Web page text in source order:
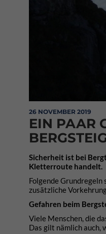
26 NOVEMBER 2019
EIN PAAR
Sicherheit ist bei
Kletterroute handelt.
Folgende Grundregeln
zusätzliche
Gefahren beim
Viele Menschen, die
Das gilt nämlich auch,